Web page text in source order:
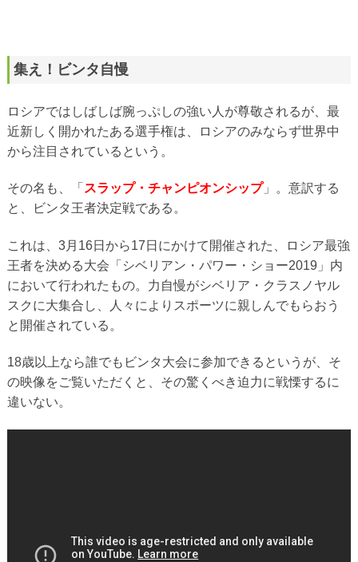
集え！ビンタ自慢
ロシアではしばしば腕っぷしの強い人が尊敬されるが、最
近新しく開かれたある選手権は、ロシアのみならず世界中
から注目されているという。
その名も、「 スラップ・チャンピオンシップ」。意訳する
と、ビンタ王者決定戦である。
これは、3月16日から17日にかけて開催された、ロシア最強
王者を決める大会「シベリアン・パワー・ショー2019」内
において行われたもの。力自慢がシベリア・クラスノヤル
スクに大集合し、人々によりスポーツに親しんでもらおう
と開催されている。
18歳以上なら誰でもビンタ大会に参加できるというが、そ
の映像をご覧いただくと、その驚くべき迫力に戦慄するに
違いない。